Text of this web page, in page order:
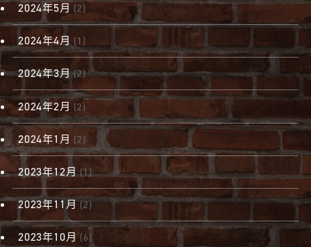
2024年5月 (2)
2024年4月(1)
2024年3月(2)
2024年2月 (2)
2024年1月 (2)
2023年12月(1)
2023年11月(2)
2023年10月(6)